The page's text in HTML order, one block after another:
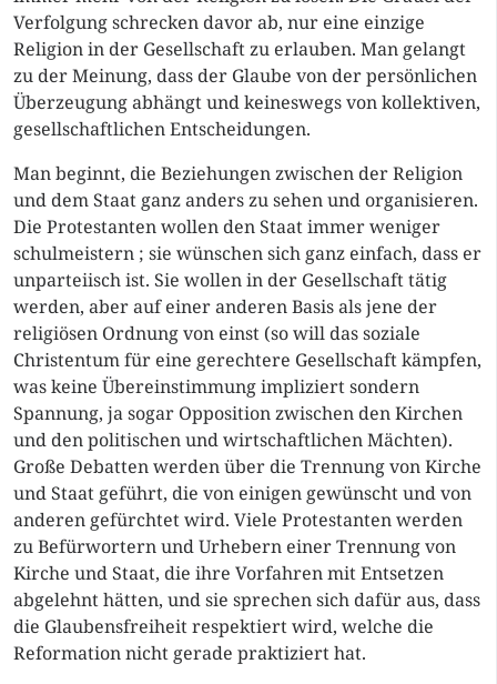
Verfolgung schrecken davor ab, nur eine einzige
Religion in der Gesellschaft zu erlauben. Man gelangt
zu der Meinung, dass der Glaube von der persönlichen
Überzeugung abhängt und keineswegs von kollektiven,
gesellschaftlichen Entscheidungen.
Man beginnt, die Beziehungen zwischen der Religion
und dem Staat ganz anders zu sehen und organisieren.
Die Protestanten wollen den Staat immer weniger
schulmeistern ; sie wünschen sich ganz einfach, dass er
unparteiisch ist. Sie wollen in der Gesellschaft tätig
werden, aber auf einer anderen Basis als jene der
religiösen Ordnung von einst (so will das soziale
Christentum für eine gerechtere Gesellschaft kämpfen,
was keine Übereinstimmung impliziert sondern
Spannung, ja sogar Opposition zwischen den Kirchen
und den politischen und wirtschaftlichen Mächten).
Große Debatten werden über die Trennung von Kirche
und Staat geführt, die von einigen gewünscht und von
anderen gefürchtet wird. Viele Protestanten werden
zu Befürwortern und Urhebern einer Trennung von
Kirche und Staat, die ihre Vorfahren mit Entsetzen
abgelehnt hätten, und sie sprechen sich dafür aus, dass
die Glaubensfreiheit respektiert wird, welche die
Reformation nicht gerade praktiziert hat.